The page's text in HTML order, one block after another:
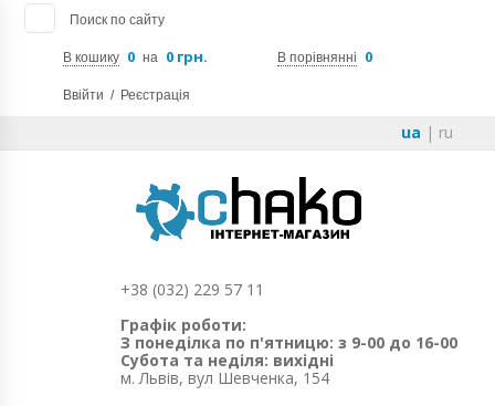
Поиск по сайту
В кошику 0 на 0 грн. В порівнянні 0
Ввійти / Реєстрація
ua | ru
+38 (032) 229 57 11
Графік роботи:
З понеділка по п'ятницю: з 9-00 до 16-00
Субота та неділя: вихідні
м. Львів, вул Шевченка, 154